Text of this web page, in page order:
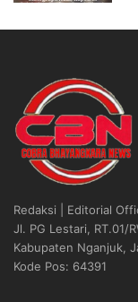
Redaksi | Editorial
Jl. PG Lestari, RT.01/
Kabupaten Nganjuk,
Kode Pos: 64391